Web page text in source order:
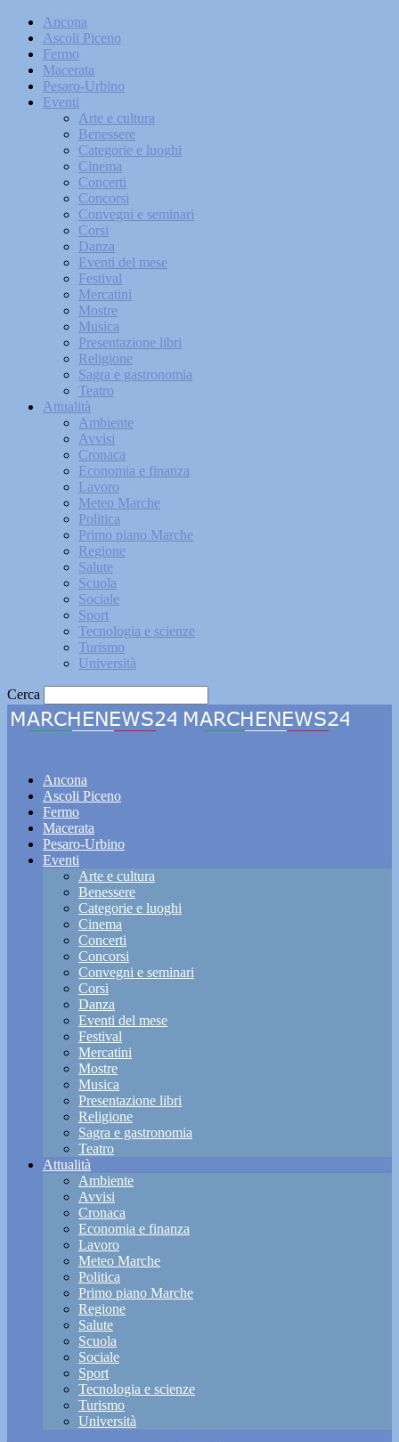
Ancona
Ascoli Piceno
Fermo
Macerata
Pesaro-Urbino
Eventi
Arte e cultura
Benessere
Categorie e luoghi
Cinema
Concerti
Concorsi
Convegni e seminari
Corsi
Danza
Eventi del mese
Festival
Mercatini
Mostre
Musica
Presentazione libri
Religione
Sagra e gastronomia
Teatro
Attualità
Ambiente
Avvisi
Cronaca
Economia e finanza
Lavoro
Meteo Marche
Politica
Primo piano Marche
Regione
Salute
Scuola
Sociale
Sport
Tecnologia e scienze
Turismo
Università
Cerca
Ancona
Ascoli Piceno
Fermo
Macerata
Pesaro-Urbino
Eventi
Arte e cultura
Benessere
Categorie e luoghi
Cinema
Concerti
Concorsi
Convegni e seminari
Corsi
Danza
Eventi del mese
Festival
Mercatini
Mostre
Musica
Presentazione libri
Religione
Sagra e gastronomia
Teatro
Attualità
Ambiente
Avvisi
Cronaca
Economia e finanza
Lavoro
Meteo Marche
Politica
Primo piano Marche
Regione
Salute
Scuola
Sociale
Sport
Tecnologia e scienze
Turismo
Università